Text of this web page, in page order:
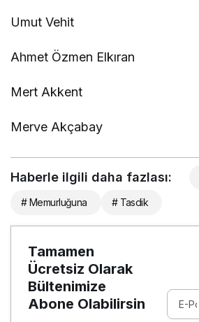
Umut Vehit
Ahmet Özmen Elkıran
Mert Akkent
Merve Akçabay
Haberle ilgili daha fazlası:
# Memurluğuna # Tasdik
Tamamen
Ücretsiz Olarak
Bültenimize
Abone Olabilirsin